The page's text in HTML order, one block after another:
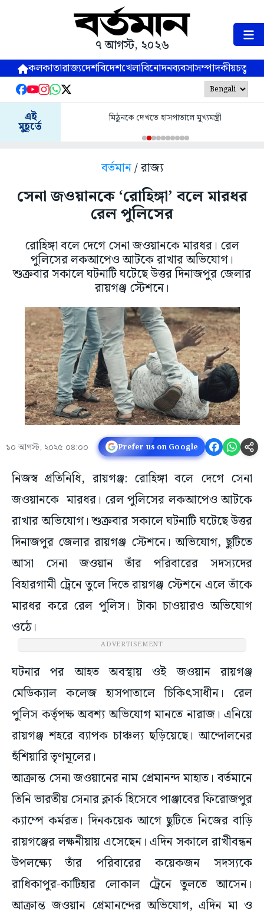
৭ আগস্ট, ২০২৬
কলকাতারাজ্যদেশবিদেশখেলাবিনোদনব্যবসাসম্পাদকীয়
এই
মুহূর্তে
মিঠুনকে দেখতে হাসপাতালে মুখ্যমন্ত্রী
বর্তমান/ রাজ্য
সেনা জওয়ানকে ‘রোহিঙ্গা’ বলে মারধর
রেল পুলিসের
রোহিঙ্গা বলে দেগে সেনা জওয়ানকে মারধর। রেল
পুলিসের লকআপেও আটকে রাখার অভিযোগ।
শুক্রবার সকালে ঘটনাটি ঘটেছে উত্তর দিনাজপুর জেলার
রায়গঞ্জ স্টেশনে।
১০ আগস্ট, ২০২৫ ০৪:০০ Prefer us on Google
নিজস্ব প্রতিনিধি, রায়গঞ্জ: রোহিঙ্গা বলে দেগে সেনা
জওয়ানকে মারধর। রেল পুলিসের লকআপেও আটকে
রাখার অভিযোগ। শুক্রবার সকালে ঘটনাটি ঘটেছে উত্তর
দিনাজপুর জেলার রায়গঞ্জ স্টেশনে। অভিযোগ, ছুটিতে
আসা সেনা জওয়ান তাঁর পরিবারের সদস্যদের
বিহারগামী ট্রেনে তুলে দিতে রায়গঞ্জ স্টেশনে এলে তাঁকে
মারধর করে রেল পুলিস। টাকা চাওয়ারও অভিযোগ
ওঠে।
ADVERTISEMENT
ঘটনার পর আহত অবস্থায় ওই জওয়ান রায়গঞ্জ
মেডিক্যাল কলেজ হাসপাতালে চিকিৎসাধীন। রেল
পুলিস কর্তৃপক্ষ অবশ্য অভিযোগ মানতে নারাজ। এনিয়ে
রায়গঞ্জ শহরে ব্যাপক চাঞ্চল্য ছড়িয়েছে। আন্দোলনের
হুঁশিয়ারি তৃণমূলের।
আক্রান্ত সেনা জওয়ানের নাম প্রেমানন্দ মাহাত। বর্তমানে
তিনি ভারতীয় সেনার ক্লার্ক হিসেবে পাঞ্জাবের ফিরোজপুর
ক্যাম্পে কর্মরত। দিনকয়েক আগে ছুটিতে নিজের বাড়ি
রায়গঞ্জের লক্ষনীয়ায় এসেছেন। এদিন সকালে রাখীবন্ধন
উপলক্ষ্যে তাঁর পরিবারের কয়েকজন সদস্যকে
রাধিকাপুর-কাটিহার লোকাল ট্রেনে তুলতে আসেন।
আক্রান্ত জওয়ান প্রেমানন্দের অভিযোগ, এদিন মা ও